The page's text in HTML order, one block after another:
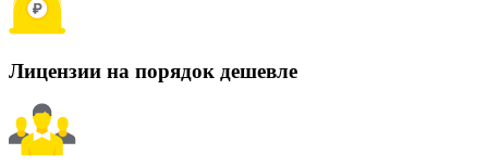
Лицензии на порядок дешевле